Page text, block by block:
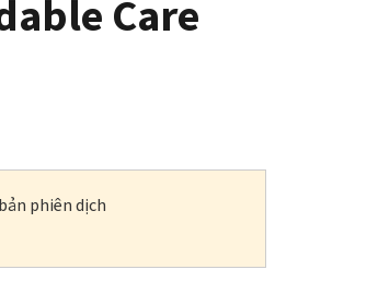
Care
phiên dịch